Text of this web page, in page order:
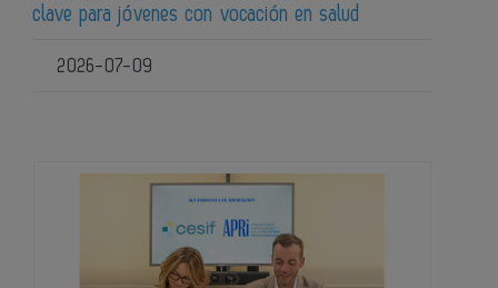
clave para jóvenes con vocación en salud
2026-07-09